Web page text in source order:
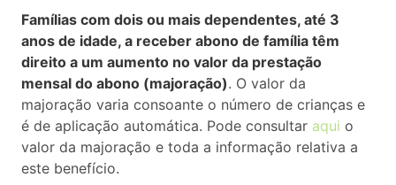
Famílias com dois ou mais dependentes, até 3
anos de idade, a receber abono de família têm
direito a um aumento no valor da prestação
mensal do abono (majoração). O valor da
majoração varia consoante o número de crianças e
é de aplicação automática. Pode consultar aqui o
valor da majoração e toda a informação relativa a
este benefício.